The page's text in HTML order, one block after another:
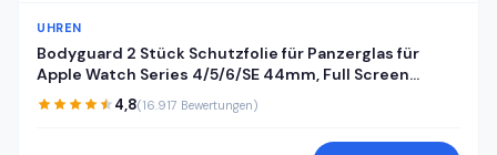
UHREN
Bodyguard 2 Stück Schutzfolie für Panzerglas für
Apple Watch Series 4/5/6/SE 44mm, Full Screen
Kratzfest Bruchsicher Apple Watch 44mm
Displayschutzfolie, Vollflächiger Schutz iWatch
4,8(16.917 Bewertungen)